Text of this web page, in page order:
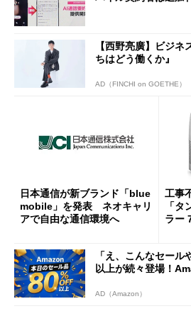
【西野亮廣】ビジ
ちはどう働くか』
AD（FINCHI on GOETHE）
日本通信が新ブランド「blue
mobile」を発表 ネオキャリ
アで自由な通信環境へ
工事
「
ラー
「え、こんなセー
以上が続々登場！
AD（Amazon）